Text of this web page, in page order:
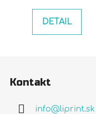
DETAIL
Kontakt
info@liprint.sk